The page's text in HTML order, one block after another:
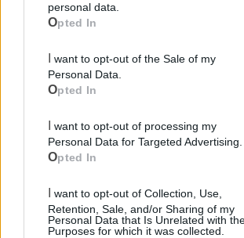
personal data.
Opted In
Personal Data.
Opted In
Personal Data for Targeted Advertising.
Opted In
Retention, Sale, and/or Sharing of my
Personal Data that Is Unrelated with
Purposes for which it was collected.
Cia Agricoltori Italiani | Puglia
Mari
Scopri tutte le notizie, gli eventi e la Web TV di
Due Mari